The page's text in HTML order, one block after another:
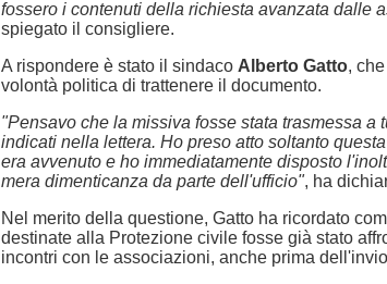
fossero i contenuti della richiesta avanzata dalle
spiegato il consigliere.
A rispondere è stato il sindaco Alberto Gatto,
volontà politica di trattenere il documento.
"Pensavo che la missiva fosse stata trasmessa a
indicati nella lettera. Ho preso atto soltanto
era avvenuto e ho immediatamente disposto
mera dimenticanza da parte dell'ufficio", ha
Nel merito della questione, Gatto ha ricordato
destinate alla Protezione civile fosse già stato
incontri con le associazioni, anche prima